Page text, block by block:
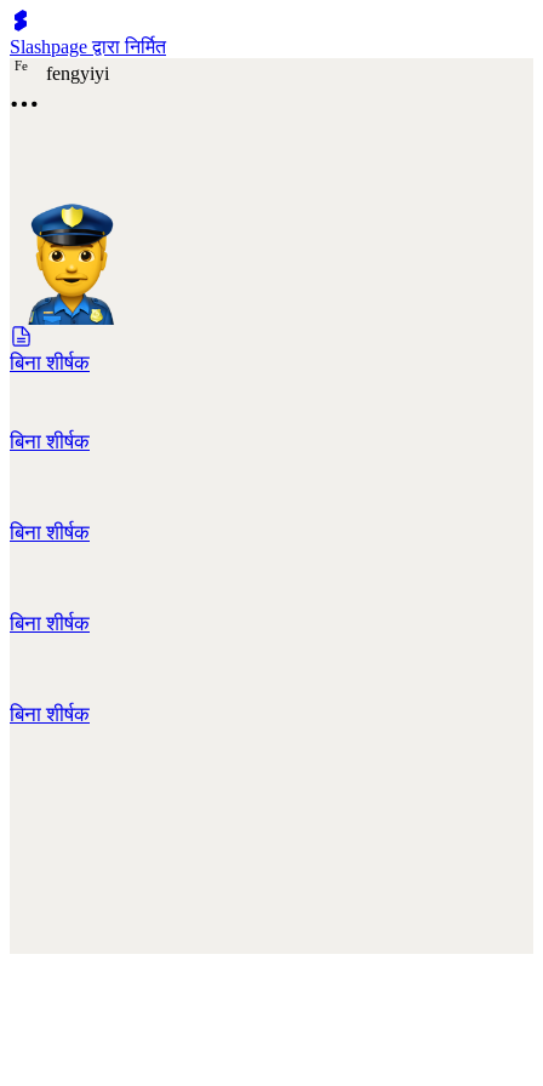
Slashpage द्वारा निर्मित
Fe fengyiyi
बिना शीर्षक
बिना शीर्षक
बिना शीर्षक
बिना शीर्षक
बिना शीर्षक